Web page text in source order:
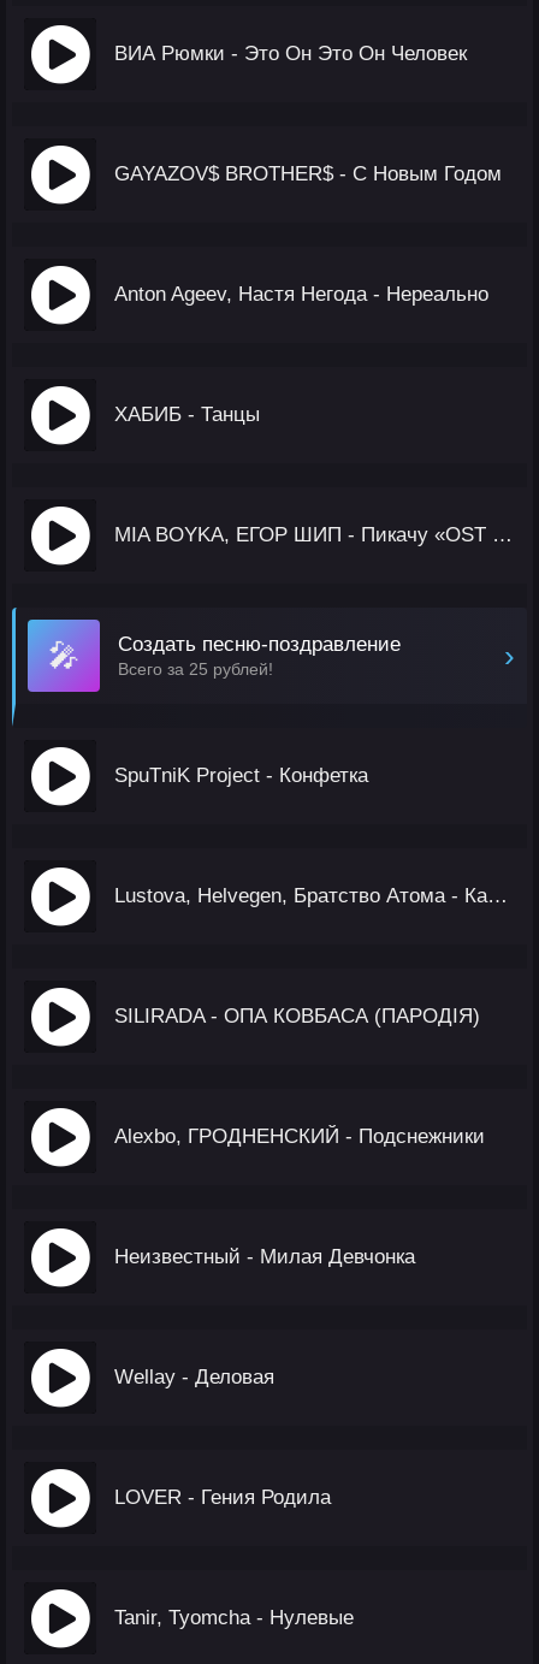
ВИА Рюмки - Это Он Это Он Человек
GAYAZOV$ BROTHER$ - С Новым Годом
Anton Ageev, Настя Негода - Нереально
ХАБИБ - Танцы
MIA BOYKA, ЕГОР ШИП - Пикачу «OST Дайте шоу»
🎤 Создать песню-поздравление
Всего за 25 рублей! ›
SpuTniK Project - Конфетка
Lustova, Helvegen, Братство Атома - Калинка, Калинка, Калинка Моя!
SILIRADA - ОПА КОВБАСА (ПАРОДІЯ)
Alexbo, ГРОДНЕНСКИЙ - Подснежники
Неизвестный - Милая Девчонка
Wellay - Деловая
LOVER - Гения Родила
Tanir, Tyomcha - Нулевые